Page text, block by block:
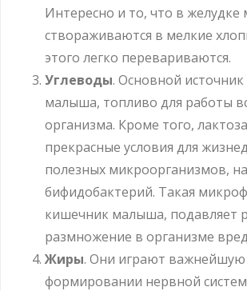
Интересно и то, что в
створаживаются в мелкие
этого легко перевариваются.
Углеводы. Основной источник
малыша, топливо для работы
организма. Кроме того,
прекрасные условия для
полезных микроорганизмов,
бифидобактерий. Такая
кишечник малыша, подавляет
размножение в организме
Жиры. Они играют важнейшую
формировании нервной